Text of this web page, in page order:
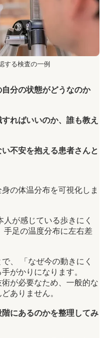
する検査の一例
自分の状態がどうなのか
ればいいのか、誰も教え
不安を抱える患者さんと
の体温分布を可視化しま
が感じている歩きにく
手足の温度分布に左右差
、 「なぜ今の動きにく
がかりになります。
が必要なため、一般的な
ありません。
にあるのかを整理してみ